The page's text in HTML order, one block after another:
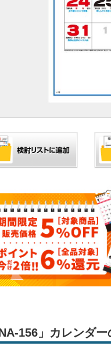
NA-156」カレンダ